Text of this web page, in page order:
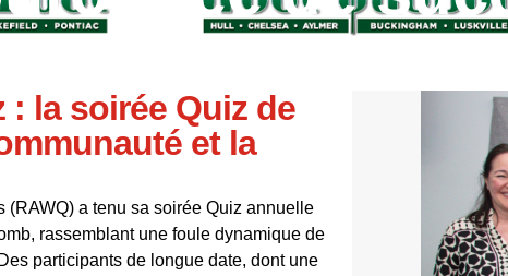
: la soirée Quiz de
et la
(RAWQ) a tenu sa soirée Quiz annuelle
rassemblant une foule dynamique de
participants de longue date, dont une